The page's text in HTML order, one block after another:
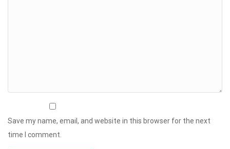
Save my name, email, and website in this browser for the next
time I comment.